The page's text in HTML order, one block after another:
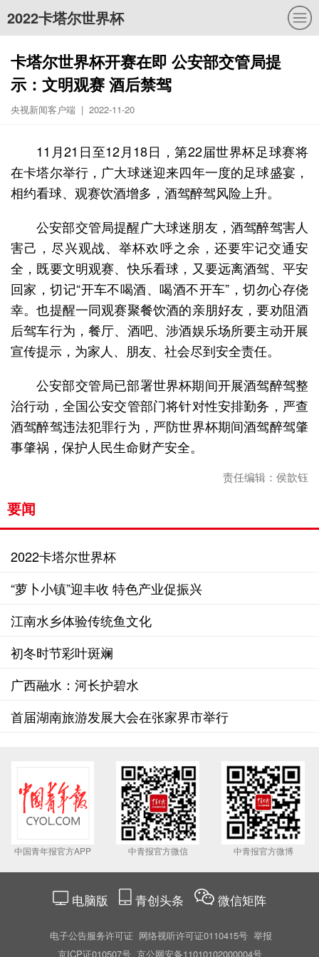
2022卡塔尔世界杯
卡塔尔世界杯开赛在即 公安部交管局提
示：文明观赛 酒后禁驾
央视新闻客户端 | 2022-11-20
11月21日至12月18日，第22届世界杯足球赛将
在卡塔尔举行，广大球迷迎来四年一度的足球盛宴，
相约看球、观赛饮酒增多，酒驾醉驾风险上升。
公安部交管局提醒广大球迷朋友，酒驾醉驾害人
害己，尽兴观战、举杯欢呼之余，还要牢记交通安
全，既要文明观赛、快乐看球，又要远离酒驾、平安
回家，切记“开车不喝酒、喝酒不开车”，切勿心存侥
幸。也提醒一同观赛聚餐饮酒的亲朋好友，要劝阻酒
后驾车行为，餐厅、酒吧、涉酒娱乐场所要主动开展
宣传提示，为家人、朋友、社会尽到安全责任。
公安部交管局已部署世界杯期间开展酒驾醉驾整
治行动，全国公安交管部门将针对性安排勤务，严查
酒驾醉驾违法犯罪行为，严防世界杯期间酒驾醉驾肇
事肇祸，保护人民生命财产安全。
责任编辑：侯歆钰
要闻
2022卡塔尔世界杯
“萝卜小镇”迎丰收 特色产业促振兴
江南水乡体验传统鱼文化
初冬时节彩叶斑斓
广西融水：河长护碧水
首届湖南旅游发展大会在张家界市举行
中国青年报官方APP 中青报官方微信 中青报官方微博
电脑版 青创头条 微信矩阵
电子公告服务许可证 网络视听许可证0110415号 举报
京ICP证010507号 京公网安备11010102000004号